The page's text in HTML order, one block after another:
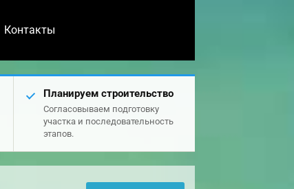
Контакты
Планируем строительство
Согласовываем подготовку
участка и последовательность
этапов.